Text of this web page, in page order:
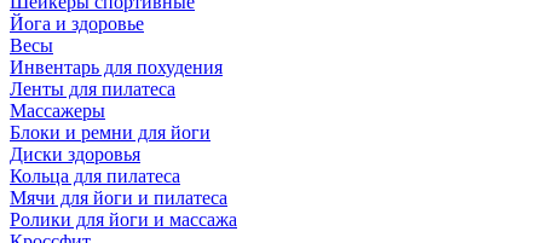
Йога и здоровье
Весы
Инвентарь для похудения
Ленты для пилатеса
Массажеры
Блоки и ремни для йоги
Диски здоровья
Кольца для пилатеса
Мячи для йоги и пилатеса
Ролики для йоги и массажа